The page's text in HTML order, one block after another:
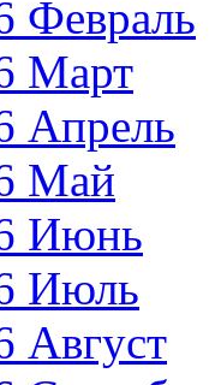
Февраль
Март
Апрель
Май
Июнь
Июль
Август